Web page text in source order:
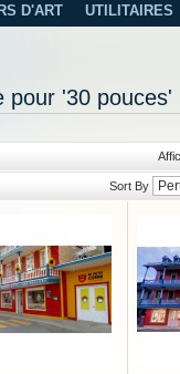
D'ART UTILITAIRES
pour '30 pouces'
Sort By